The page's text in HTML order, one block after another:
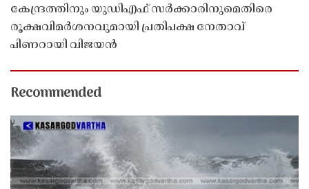
കേന്ദ്രത്തിനും യുഡിഎഫ് സർക്കാരിനുമെതിരെ
രൂക്ഷവിമർശനവുമായി പ്രതിപക്ഷ നേതാവ്
പിണറായി വിജയൻ
Recommended